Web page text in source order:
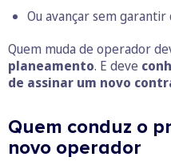
Ou avançar sem
Quem muda de operador
planeamento. E deve
de assinar um novo
Quem conduz o
novo operador